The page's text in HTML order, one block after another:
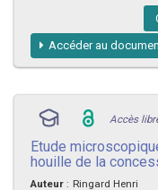
Accéder au
Accès
Etude
houille de la
Auteur : Ringard Henri